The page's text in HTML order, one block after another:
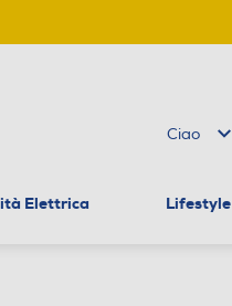
Ciao
Elettrica Lifestyle